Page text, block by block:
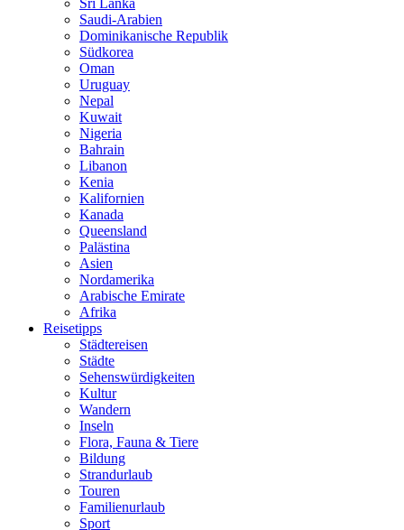
Sri Lanka
Saudi-Arabien
Dominikanische Republik
Südkorea
Oman
Uruguay
Nepal
Kuwait
Nigeria
Bahrain
Libanon
Kenia
Kalifornien
Kanada
Queensland
Palästina
Asien
Nordamerika
Arabische Emirate
Afrika
Reisetipps
Städtereisen
Städte
Sehenswürdigkeiten
Kultur
Wandern
Inseln
Flora, Fauna & Tiere
Bildung
Strandurlaub
Touren
Familienurlaub
Sport